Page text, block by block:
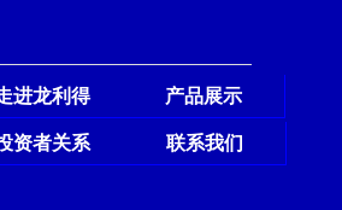
进龙利得 产品展示
资者关系 联系我们